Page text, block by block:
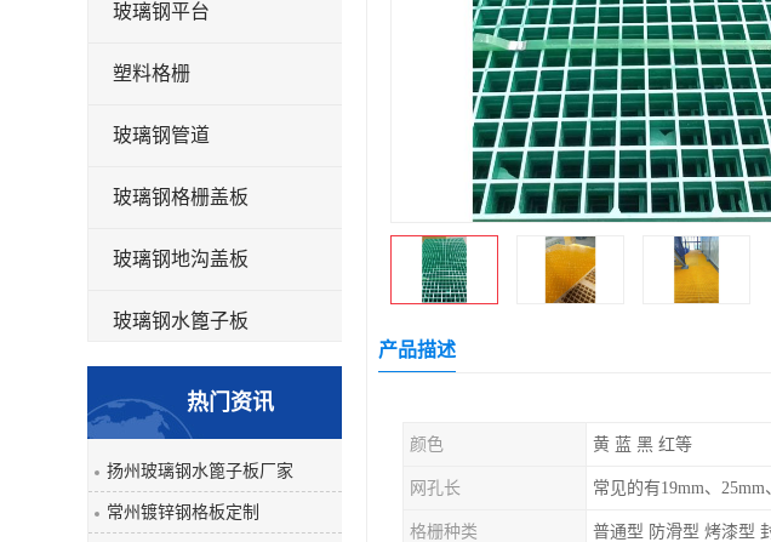
玻璃钢平台
塑料格栅
玻璃钢管道
玻璃钢格栅盖板
玻璃钢地沟盖板
玻璃钢水篦子板
玻璃钢平板
玻璃钢盖板
热门资讯
扬州玻璃钢水篦子板厂家
常州镀锌钢格板定制
产品描述
颜色 黄 蓝 黑 红等
网孔长
格栅种类